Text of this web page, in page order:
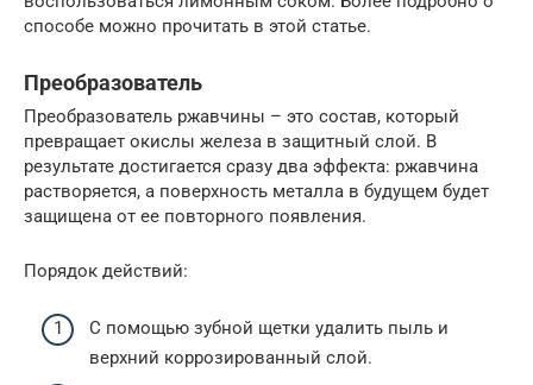
способе можно прочитать в этой статье.
Преобразователь
Преобразователь ржавчины – это состав, который
превращает окислы железа в защитный слой. В
результате достигается сразу два эффекта: ржавчина
растворяется, а поверхность металла в будущем будет
защищена от ее повторного появления.
Порядок действий:
С помощью зубной щетки удалить пыль и
верхний коррозированный слой.